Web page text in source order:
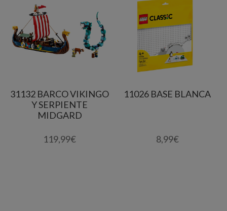
31132 BARCO VIKINGO
Y SERPIENTE
MIDGARD
119,99€
11026 BASE BLANCA
8,99€